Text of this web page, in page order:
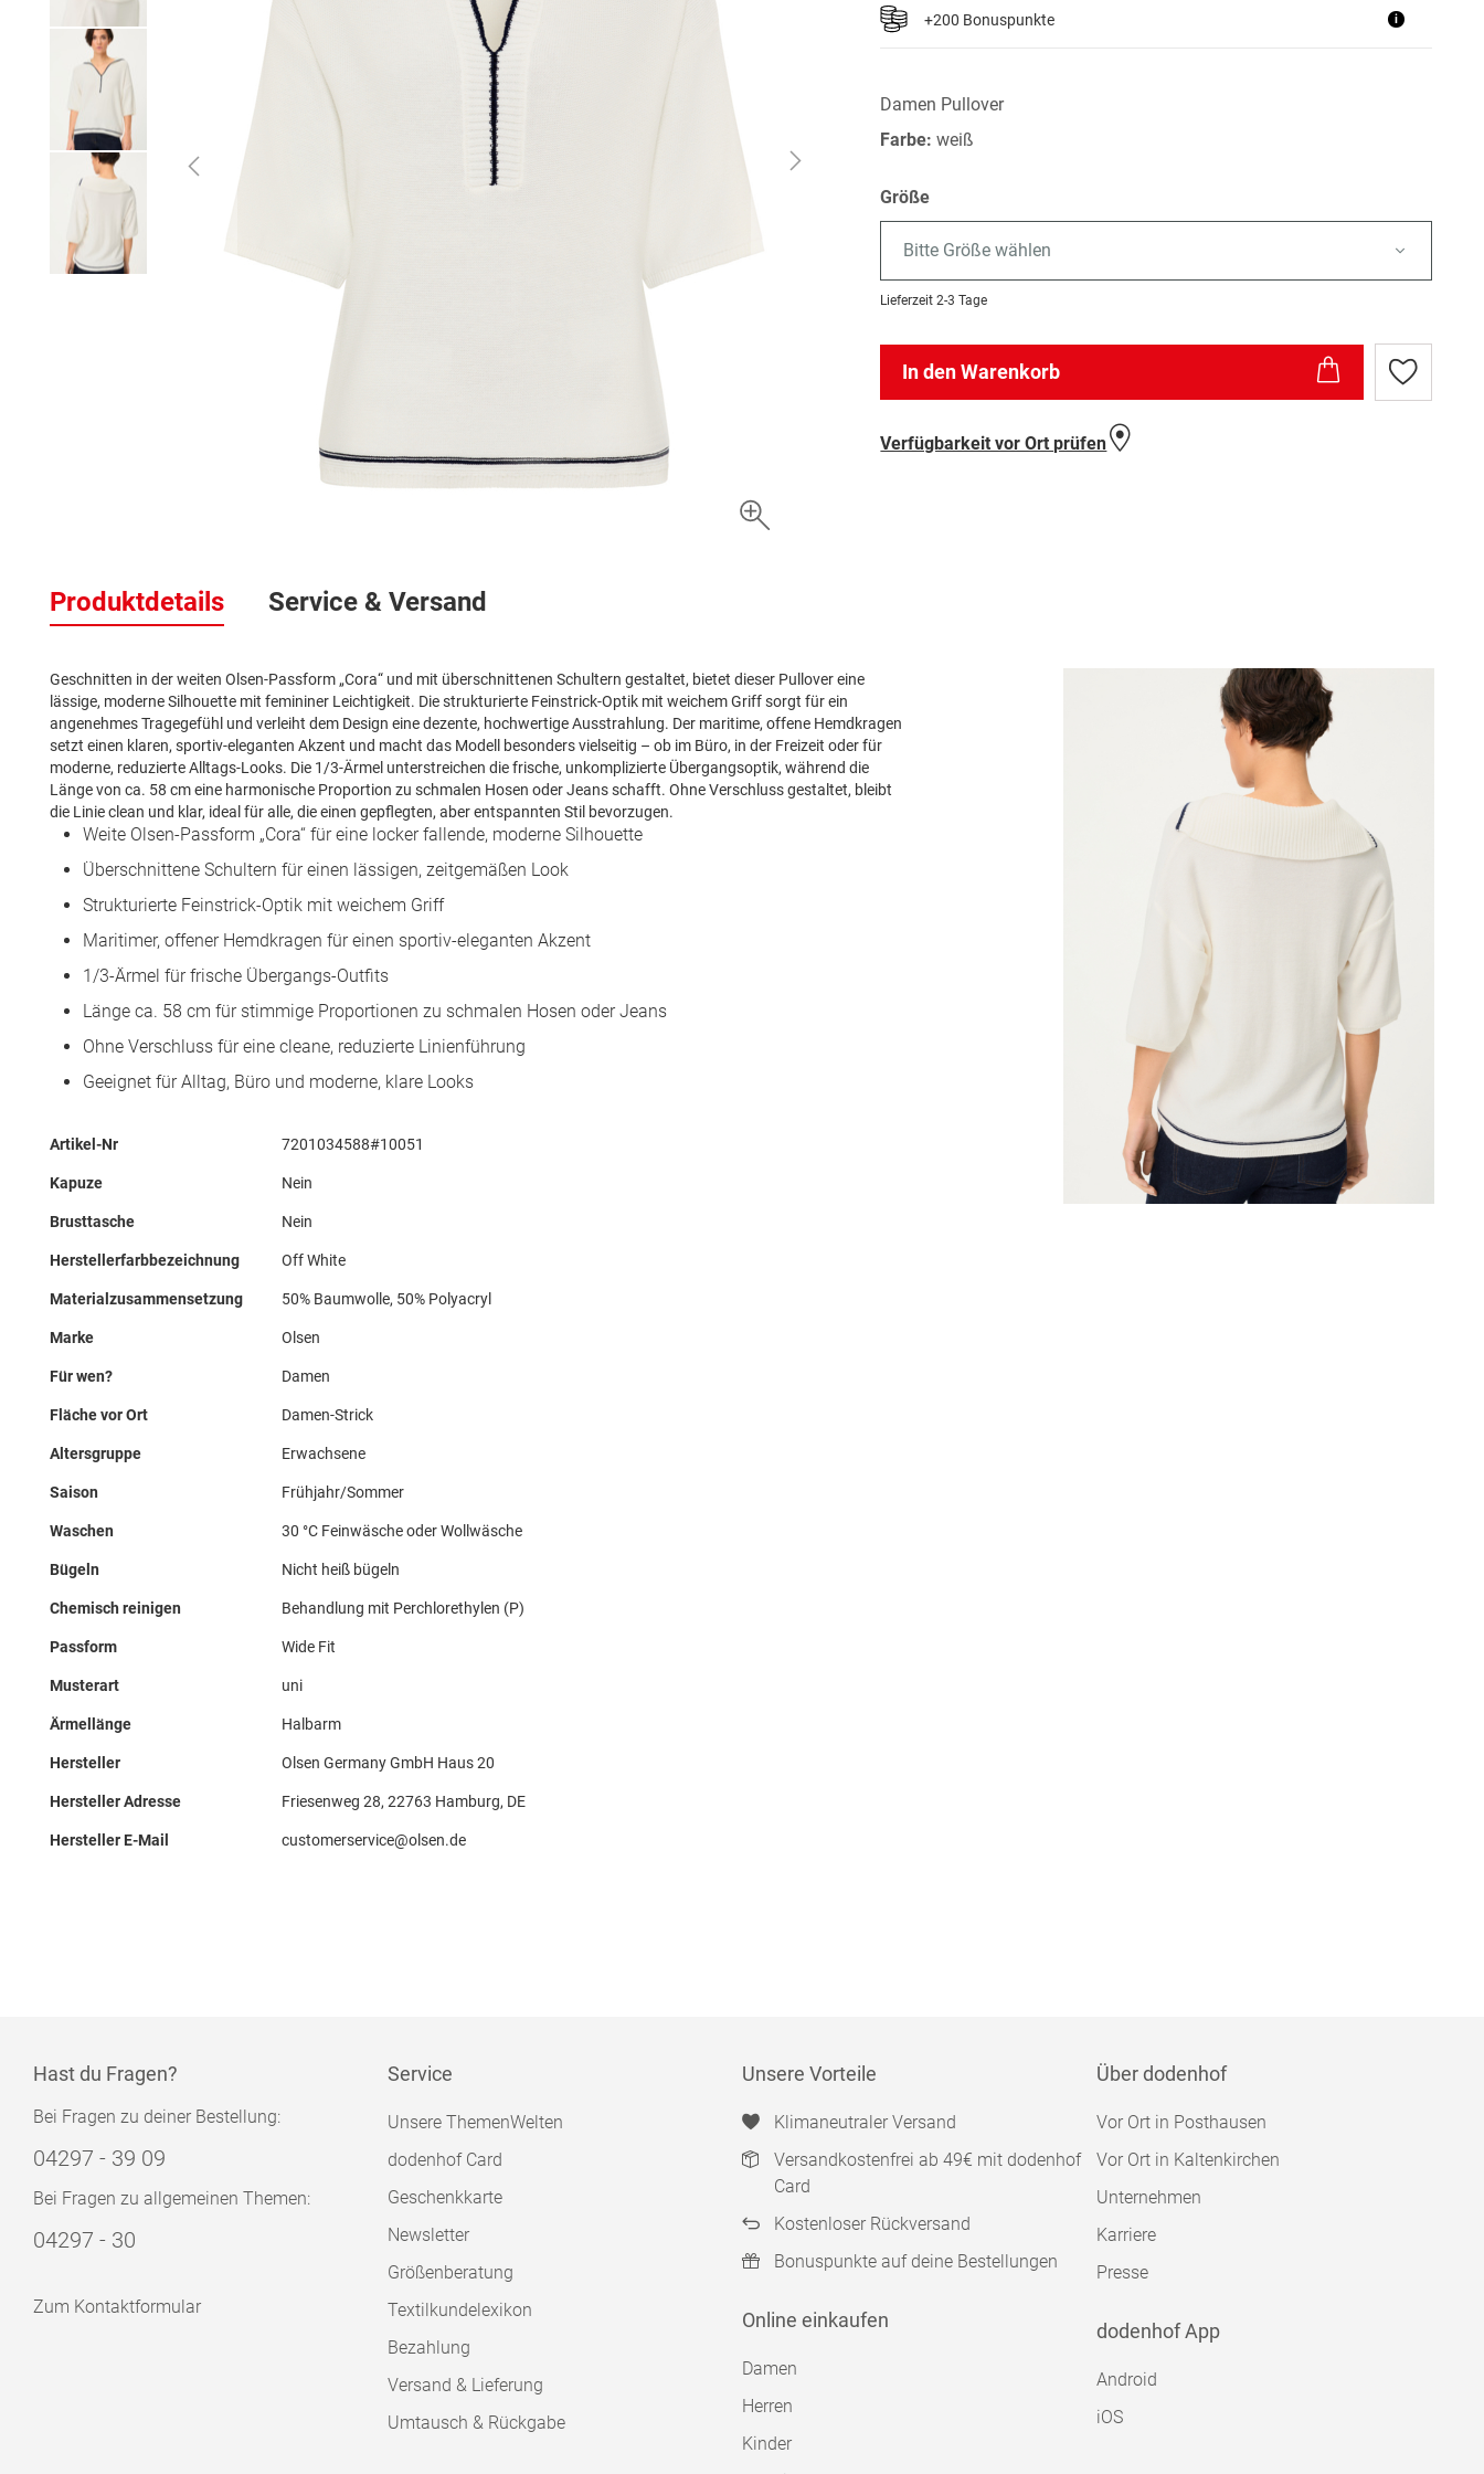
der
Bildergalerie
+200 Bonuspunkte i
Damen Pullover
Farbe:weiß
Größe
Bitte Größe wählen
Lieferzeit 2-3 Tage
In den Warenkorb
Zur
Wunschliste
Verfügbarkeit vor Ort prüfen
Produktdetails
Geschnitten in der weiten Olsen-Passform „Cora“ und mit überschnittenen Schultern gestaltet, bietet dieser Pullover eine
lässige, moderne Silhouette mit femininer Leichtigkeit. Die strukturierte Feinstrick-Optik mit weichem Griff sorgt für ein
angenehmes Tragegefühl und verleiht dem Design eine dezente, hochwertige Ausstrahlung. Der maritime, offene Hemdkragen
setzt einen klaren, sportiv-eleganten Akzent und macht das Modell besonders vielseitig – ob im Büro, in der Freizeit oder für
moderne, reduzierte Alltags-Looks. Die 1/3-Ärmel unterstreichen die frische, unkomplizierte Übergangsoptik, während die
Länge von ca. 58 cm eine harmonische Proportion zu schmalen Hosen oder Jeans schafft. Ohne Verschluss gestaltet, bleibt
die Linie clean und klar, ideal für alle, die einen gepflegten, aber entspannten Stil bevorzugen.
Weite Olsen-Passform „Cora“ für eine locker fallende, moderne Silhouette
Überschnittene Schultern für einen lässigen, zeitgemäßen Look
Strukturierte Feinstrick-Optik mit weichem Griff
Maritimer, offener Hemdkragen für einen sportiv-eleganten Akzent
1/3-Ärmel für frische Übergangs-Outfits
Länge ca. 58 cm für stimmige Proportionen zu schmalen Hosen oder Jeans
Ohne Verschluss für eine cleane, reduzierte Linienführung
Geeignet für Alltag, Büro und moderne, klare Looks
Mehr
Artikel-Nr 7201034588#10051
Kapuze Nein
Brusttasche Nein
Herstellerfarbbezeichnung Off White
Materialzusammensetzung 50% Baumwolle, 50% Polyacryl
Marke Olsen
Für wen? Damen
Fläche vor Ort Damen-Strick
Altersgruppe Erwachsene
Saison Frühjahr/Sommer
Waschen 30 °C Feinwäsche oder Wollwäsche
Bügeln Nicht heiß bügeln
Chemisch reinigen Behandlung mit Perchlorethylen (P)
Passform Wide Fit
Musterart uni
Ärmellänge Halbarm
Hersteller Olsen Germany GmbH Haus 20
Hersteller Adresse Friesenweg 28, 22763 Hamburg, DE
Hersteller E-Mail customerservice@olsen.de
Service & Versand
Hast du Fragen?
Bei Fragen zu deiner Bestellung:
04297 - 39 09
Bei Fragen zu allgemeinen Themen:
04297 - 30
Zum Kontaktformular
Service
Unsere ThemenWelten
dodenhof Card
Geschenkkarte
Newsletter
Größenberatung
Textilkundelexikon
Bezahlung
Versand & Lieferung
Umtausch & Rückgabe
Unsere Vorteile
Klimaneutraler Versand
Versandkostenfrei ab 49€ mit dodenhof
Card
Kostenloser Rückversand
Bonuspunkte auf deine Bestellungen
Online einkaufen
Damen
Herren
Kinder
Über dodenhof
Vor Ort in Posthausen
Vor Ort in Kaltenkirchen
Unternehmen
Karriere
Presse
dodenhof App
Android
iOS